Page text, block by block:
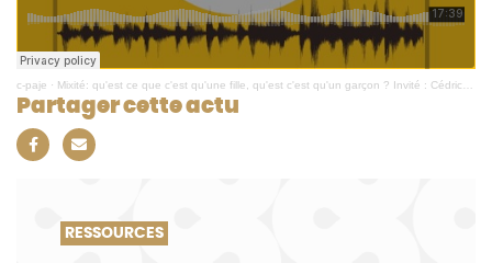
c-paje · Mixité: qu'est ce que c'est qu'une fille, qu'est c'est qu'un garçon ? Invité : Cédric (CRIBLE)
Partager cette actu
RESSOURCES